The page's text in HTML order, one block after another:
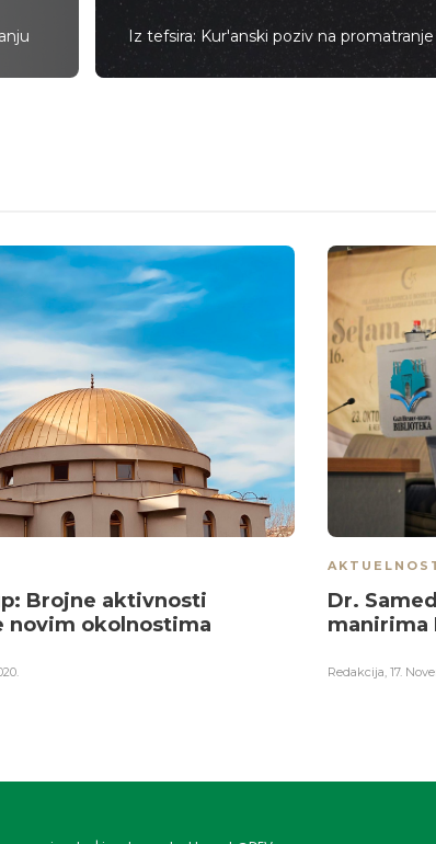
Iz tefsira: Kur'anski poziv na
Brojne aktivnosti
novim okolnostima
Dr.
manirima
Redakcija 17.